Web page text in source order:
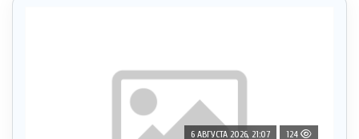
6 АВГУСТА 2026, 21:07 124